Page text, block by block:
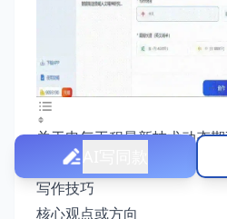
关于电气工程最新技术动态
写作思路
写作技巧
核心观点或方向